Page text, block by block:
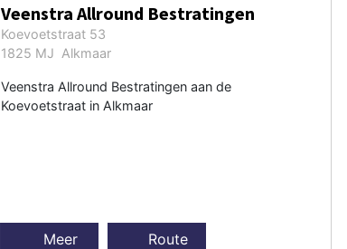
Veenstra Allround Bestratingen
Koevoetstraat 53
1825 MJ Alkmaar
Veenstra Allround Bestratingen aan de
Koevoetstraat in Alkmaar
Meer
Route